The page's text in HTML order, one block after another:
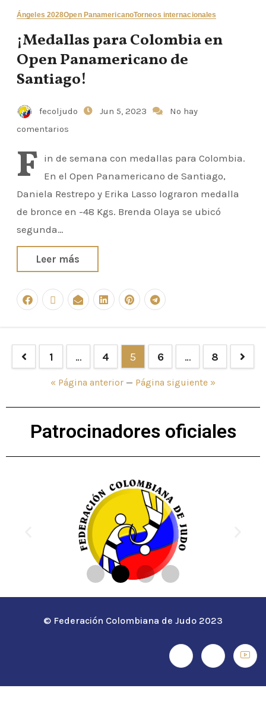
Ángeles 2028Open PanamericanoTorneos internacionales
¡Medallas para Colombia en
Open Panamericano de
Santiago!
fecoljudo Jun 5, 2023
No hay
comentarios
F in de semana con medallas para Colombia.
En el Open Panamericano de Santiago,
Daniela Restrepo y Erika Lasso lograron medalla
de bronce en -48 Kgs. Brenda Olaya se ubicó
segunda…
Leer más
1 … 4 5 6 … 8
« Página anterior — Página siguiente »
Patrocinadores oficiales
© Federación Colombiana de Judo 2023